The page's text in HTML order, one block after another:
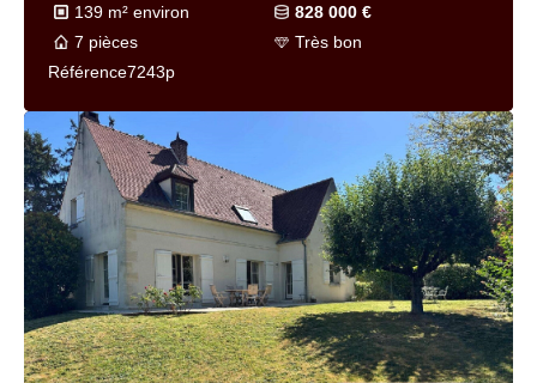
139 m² environ
828 000 €
7 pièces
Très bon
Référence7243p